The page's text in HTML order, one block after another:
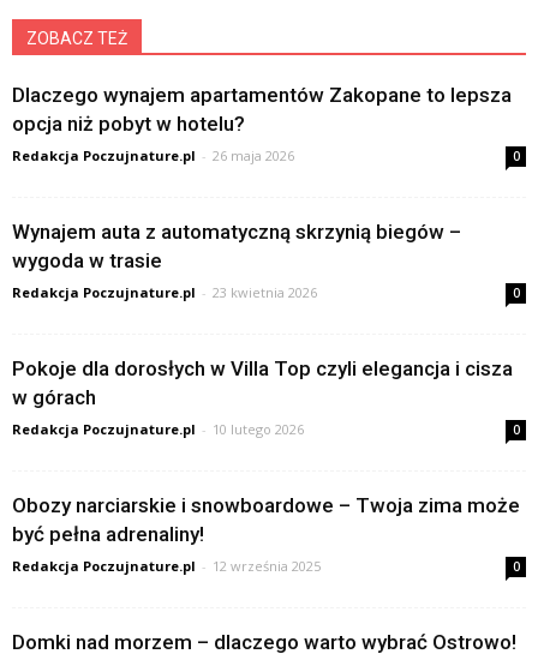
ZOBACZ TEŻ
Dlaczego wynajem apartamentów Zakopane to lepsza
opcja niż pobyt w hotelu?
Redakcja Poczujnature.pl - 26 maja 2026 0
Wynajem auta z automatyczną skrzynią biegów –
wygoda w trasie
Redakcja Poczujnature.pl - 23 kwietnia 2026 0
Pokoje dla dorosłych w Villa Top czyli elegancja i cisza
w górach
Redakcja Poczujnature.pl - 10 lutego 2026 0
Obozy narciarskie i snowboardowe – Twoja zima może
być pełna adrenaliny!
Redakcja Poczujnature.pl - 12 września 2025 0
Domki nad morzem – dlaczego warto wybrać Ostrowo!